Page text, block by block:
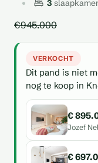
3
€945.000
VERKOCHT
Dit pand is niet
nog te koop in
€
Jozef
€